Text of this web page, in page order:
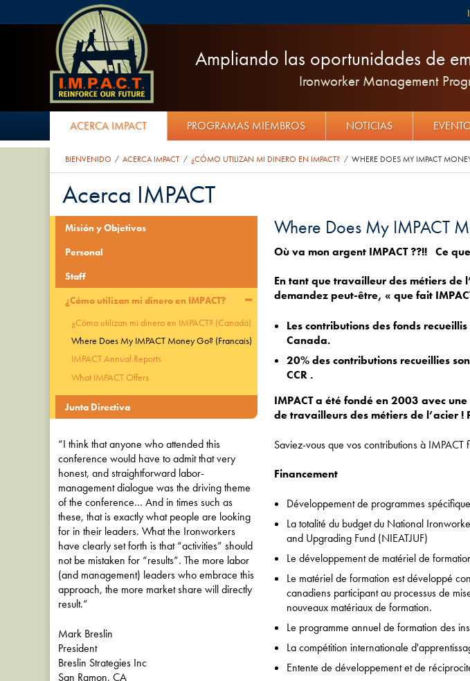
Ampliando las oportunidades de
Ironworker Management
ACERCA IMPACT PROGRAMAS MIEMBROS NOTICIAS
BIENVENIDO / ACERCA IMPACT / ¿CÓMO UTILIZAN MI DINERO EN IMPACT? / WHERE DOES MY IMPACT
Acerca IMPACT
Misión y Objetivos
Personal
Staff
¿Cómo utilizan mi dinero en IMPACT?
¿Cómo utilizan mi dinero en IMPACT? (Canadá)
Where Does My IMPACT Money Go? (Francais)
IMPACT Annual Reports
What IMPACT Offers
Junta Directiva
“I think that anyone who attended this
conference would have to admit that very
honest, and straightforward labor-
management dialogue was the driving theme
of the conference… And in times such as
these, that is exactly what people are looking
for in their leaders. What the Ironworkers
have clearly set forth is that “activities” should
not be mistaken for “results”. The more labor
(and management) leaders who embrace this
approach, the more market share will directly
result.”
Mark Breslin
President
Breslin Strategies Inc
San Ramon, CA
Where Does My IMPACT
Où va mon argent IMPACT ??!! Ce
En tant que travailleur des métiers de
demandez peut-être, « que fait
Les contributions des fonds
Canada.
20% des contributions recueillies
CCR .
IMPACT a été fondé en 2003 avec
de travailleurs des métiers de l’acier !
Saviez-vous que vos contributions à
Financement
Développement de programmes
La totalité du budget du National
and Upgrading Fund (NIEATJUF)
Le développement de matériel de
Le matériel de formation est développé
canadiens participant au processus de
nouveaux matériaux de formation.
Le programme annuel de formation des
La compétition internationale
Entente de développement et de